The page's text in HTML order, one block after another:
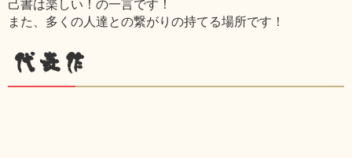
己書は楽しい！の一言です！
また、多くの人達との繋がりの持てる場所です！
代表作